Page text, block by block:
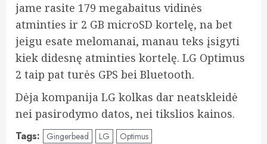
jame rasite 179 megabaitus vidinės
atminties ir 2 GB microSD kortelę, na bet
jeigu esate melomanai, manau teks įsigyti
kiek didesnę atminties kortelę. LG Optimus
2 taip pat turės GPS bei Bluetooth.
Dėja kompanija LG kolkas dar neatskleidė
nei pasirodymo datos, nei tikslios kainos.
Tags: Gingerbead LG Optimus